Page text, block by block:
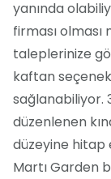
yanında
firması
taleplerinize
kaftan
sağlanabiliyor.
düzenlenen
düzeyine hitap
Martı Garden